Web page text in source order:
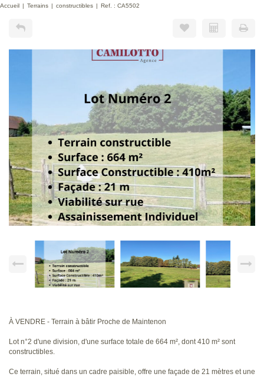
Accueil Terrains constructibles Ref. : CA5502
À VENDRE - Terrain à bâtir Proche de Maintenon
Lot n°2 d'une division, d'une surface totale de 664 m², dont 410 m² sont
constructibles.
Ce terrain, situé dans un cadre paisible, offre une façade de 21 mètres et une